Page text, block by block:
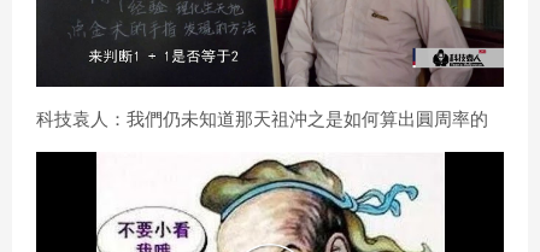
i
d
e
l
a
y
科技袁人：我們仍未知道那天祖沖之是如何算出圓周率的